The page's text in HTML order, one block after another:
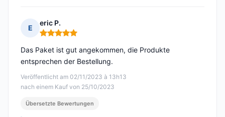
E
eric P.
Hinweis: 5 von 5
Veröffentlicht am 02/11/2023 à 13h13
nach einem Kauf von 25/10/2023
Das Paket ist gut angekommen, die Produkte
entsprechen der Bestellung.
Übersetzte Bewertungen